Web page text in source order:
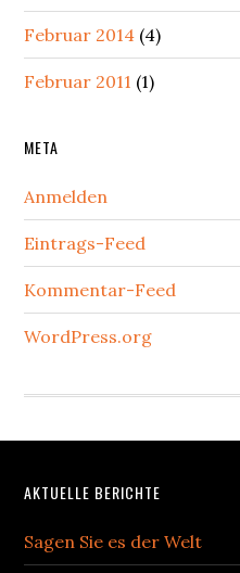
Februar 2014 (4)
Februar 2011 (1)
META
Anmelden
Eintrags-Feed
Kommentar-Feed
WordPress.org
Footer
AKTUELLE BERICHTE
Sagen Sie es der Welt